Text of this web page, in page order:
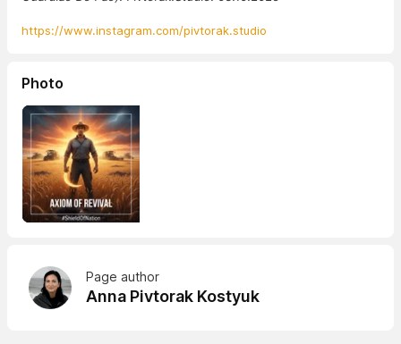
https://www.instagram.com/pivtorak.studio
Photo
Page author
Anna Pivtorak Kostyuk